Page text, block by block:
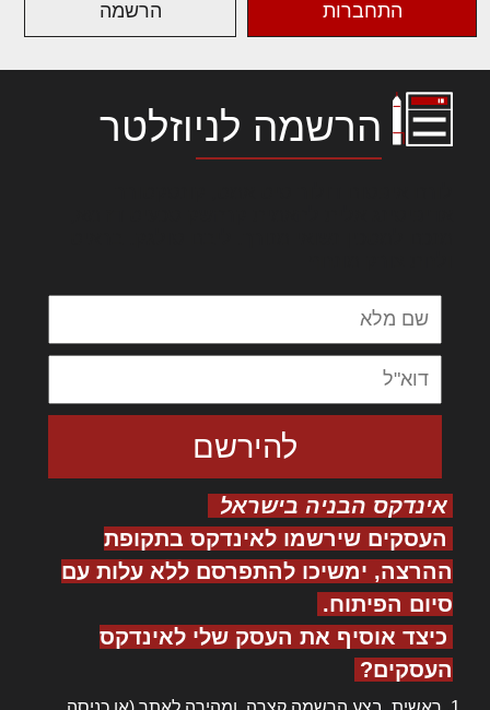
התחברות הרשמה
הרשמה לניוזלטר
אינדקס הבניה בישראל
העסקים שירשמו לאינדקס בתקופת
ההרצה, ימשיכו להתפרסם ללא עלות עם
סיום הפיתוח.
כיצד אוסיף את העסק שלי לאינדקס
העסקים?